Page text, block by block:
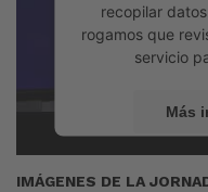
recopilar
rogamos que
servicio
Más
IMÁGENES DE LA